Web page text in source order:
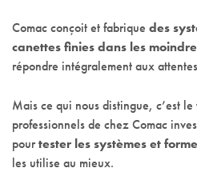
Comac conçoit et fabrique des
canettes finies dans les
répondre intégralement aux
Mais ce qui nous distingue, c’est le
professionnels de chez Comac
pourtester les systèmes et
les utilise au mieux.